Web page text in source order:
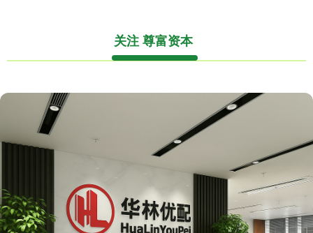
关注 尊富资本